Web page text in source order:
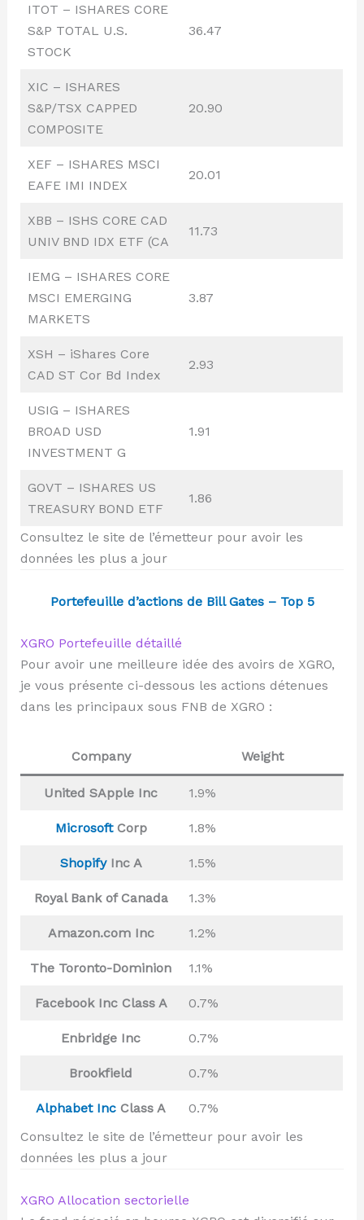
ITOT – ISHARES CORE
S&P TOTAL U.S.
STOCK
36.47
XIC – ISHARES
S&P/TSX CAPPED
COMPOSITE
20.90
XEF – ISHARES MSCI
EAFE IMI INDEX
20.01
XBB – ISHS CORE CAD
UNIV BND IDX ETF (CA
11.73
IEMG – ISHARES CORE
MSCI EMERGING
MARKETS
3.87
XSH – iShares Core
CAD ST Cor Bd Index
2.93
USIG – ISHARES
BROAD USD
INVESTMENT G
1.91
GOVT – ISHARES US
TREASURY BOND ETF
1.86
Consultez le site de l’émetteur pour avoir les
données les plus a jour
Portefeuille d’actions de Bill Gates – Top 5
XGRO Portefeuille détaillé
Pour avoir une meilleure idée des avoirs de XGRO,
je vous présente ci-dessous les actions détenues
dans les principaux sous FNB de XGRO :
Company Weight
United SApple Inc 1.9%
MicrosoftCorp 1.8%
ShopifyInc A 1.5%
Royal Bank of Canada 1.3%
Amazon.com Inc 1.2%
The Toronto-Dominion 1.1%
Facebook Inc Class A 0.7%
Enbridge Inc 0.7%
Brookfield 0.7%
Alphabet Inc Class A
0.7%
Consultez le site de l’émetteur pour avoir les
données les plus a jour
XGRO Allocation sectorielle